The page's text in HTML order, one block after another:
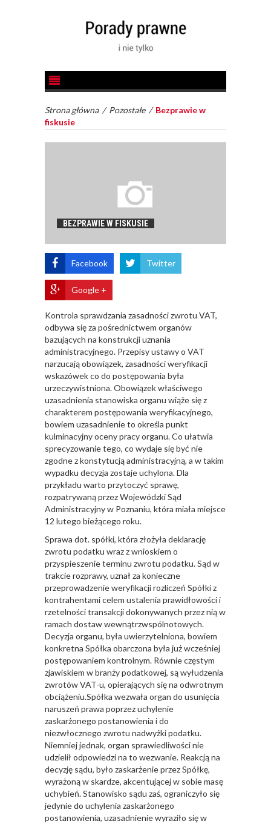
Strona główna / Pozostałe / Bezprawie w
fiskusie
BEZPRAWIE W FISKUSIE
Facebook Twitter
Google +
Kontrola sprawdzania zasadności zwrotu VAT,
odbywa się za pośrednictwem organów
bazujących na konstrukcji uznania
administracyjnego. Przepisy ustawy o VAT
narzucają obowiązek, zasadności weryfikacji
wskazówek co do postępowania była
urzeczywistniona. Obowiązek właściwego
uzasadnienia stanowiska organu wiąże się z
charakterem postępowania weryfikacyjnego,
bowiem uzasadnienie to określa punkt
kulminacyjny oceny pracy organu. Co ułatwia
sprecyzowanie tego, co wydaje się być nie
zgodne z konstytucją administracyjną, a w takim
wypadku decyzja zostaje uchylona. Dla
przykładu warto przytoczyć sprawę,
rozpatrywaną przez Wojewódzki Sąd
Administracyjny w Poznaniu, która miała miejsce
12 lutego bieżącego roku.
Sprawa dot. spółki, która złożyła deklarację
zwrotu podatku wraz z wnioskiem o
przyspieszenie terminu zwrotu podatku. Sąd w
trakcie rozprawy, uznał za konieczne
przeprowadzenie weryfikacji rozliczeń Spółki z
kontrahentami celem ustalenia prawidłowości i
rzetelności transakcji dokonywanych przez nią w
ramach dostaw wewnątrzwspólnotowych.
Decyzja organu, była uwierzytelniona, bowiem
konkretna Spółka obarczona była już wcześniej
postępowaniem kontrolnym. Równie częstym
zjawiskiem w branży podatkowej, są wyłudzenia
zwrotów VAT-u, opierających się na odwrotnym
obciążeniu.Spółka wezwała organ do usunięcia
naruszeń prawa poprzez uchylenie
zaskarżonego postanowienia i do
niezwłocznego zwrotu nadwyżki podatku.
Niemniej jednak, organ sprawiedliwości nie
udzielił odpowiedzi na to wezwanie. Reakcją na
decyzję sądu, było zaskarżenie przez Spółkę,
wyrażoną w skardze, akcentującej w sobie masę
uchybień. Stanowisko sądu zaś, ograniczyło się
jedynie do uchylenia zaskarżonego
postanowienia, uzasadnienie wyraziło się w